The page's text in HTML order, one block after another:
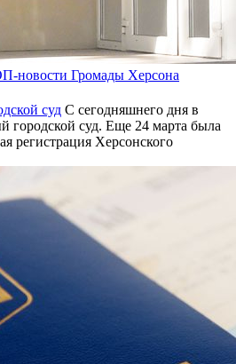
новости Громады Херсона
суд С сегодняшнего дня в
городской суд. Еще 24 марта была
регистрация Херсонского